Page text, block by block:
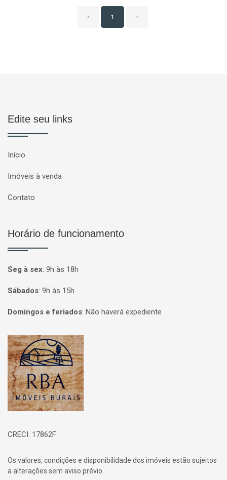
‹ 1 ›
Edite seu links
Início
Imóveis à venda
Contato
Horário de funcionamento
Seg à sex: 9h às 18h
Sábados: 9h às 15h
Domingos e feriados: Não haverá expediente
Página inicial
CRECI: 17862F
Os valores, condições e disponibilidade dos imóveis estão sujeitos
a alterações sem aviso prévio.